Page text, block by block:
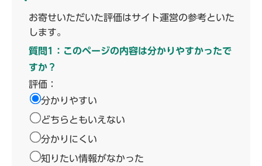
お寄せいただいた評価はサイト運営の参考といた
します。
質問1：このページの内容は分かりやすかったで
すか？
評価：
分かりやすい
どちらともいえない
分かりにくい
知りたい情報がなかった